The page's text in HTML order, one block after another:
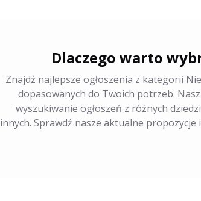
Dlaczego warto
Znajdź najlepsze ogłoszenia z kategorii
dopasowanych do Twoich potrzeb.
wyszukiwanie ogłoszeń z różnych
innych. Sprawdź nasze aktualne